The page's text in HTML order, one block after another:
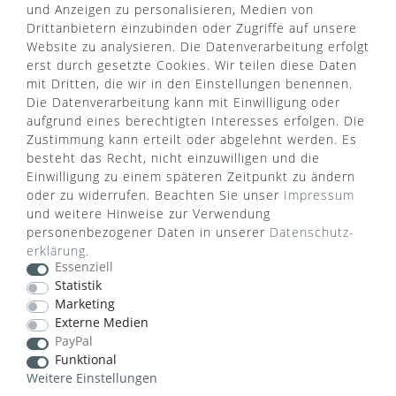
WUSSTEN SIE SCHON?
Das Käufersiegel des Händlerbunds garantiert Ihnen
100%.-ige Zahlungssicherheit, größtmöglichen
Datenschutz und Geld-zurück-Garantie bei Nicht-
oder Falschlieferung.
und Anzeigen zu personalisieren, Medien von
Drittanbietern einzubinden oder Zugriffe auf unsere
Website zu analysieren. Die Datenverarbeitung erfolgt
erst durch gesetzte Cookies. Wir teilen diese Daten
mit Dritten, die wir in den Einstellungen benennen.
Die Datenverarbeitung kann mit Einwilligung oder
aufgrund eines berechtigten Interesses erfolgen. Die
Zustimmung kann erteilt oder abgelehnt werden. Es
besteht das Recht, nicht einzuwilligen und die
Einwilligung zu einem späteren Zeitpunkt zu ändern
oder zu widerrufen. Beachten Sie unser Impressum
und weitere Hinweise zur Verwendung
personenbezogener Daten in unserer Daten­schutz­
erklärung.
Essenziell
Statistik
Marketing
Externe Medien
PayPal
Funktional
Weitere Einstellungen